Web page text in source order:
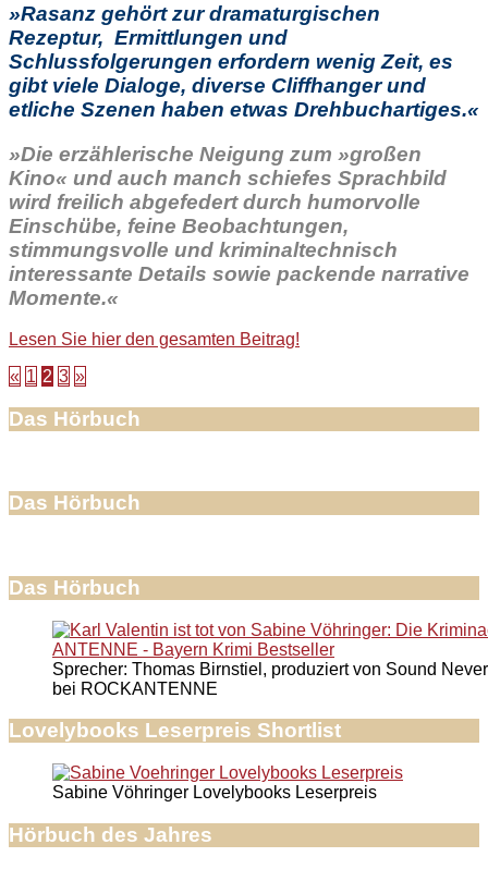
»Rasanz gehört zur dramaturgischen
Rezeptur, Ermittlungen und
Schlussfolgerungen erfordern wenig Zeit, es
gibt viele Dialoge, diverse Cliffhanger und
etliche Szenen haben etwas Drehbuchartiges.«
»Die erzählerische Neigung zum »großen
Kino« und auch manch schiefes Sprachbild
wird freilich abgefedert durch humorvolle
Einschübe, feine Beobachtungen,
stimmungsvolle und kriminaltechnisch
interessante Details sowie packende narrative
Momente.«
Lesen Sie hier den gesamten Beitrag!
« 1 2 3 »
Das Hörbuch
Das Hörbuch
Das Hörbuch
Sprecher: Thomas Birnstiel, produziert von Sound
bei ROCKANTENNE
Lovelybooks Leserpreis Shortlist
Sabine Vöhringer Lovelybooks Leserpreis
Hörbuch des Jahres